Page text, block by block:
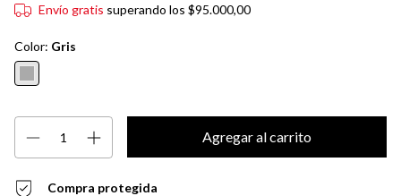
Envío gratis superando los $95.000,00
Color: Gris
Compra protegida